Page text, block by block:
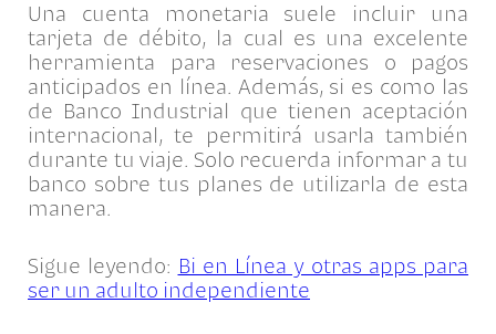
Una cuenta monetaria suele incluir una
tarjeta de débito, la cual es una excelente
herramienta para reservaciones o pagos
anticipados en línea. Además, si es como las
de Banco Industrial que tienen aceptación
internacional, te permitirá usarla también
durante tu viaje. Solo recuerda informar a tu
banco sobre tus planes de utilizarla de esta
manera.
Sigue leyendo: Bi en Línea y otras apps para
ser un adulto independiente